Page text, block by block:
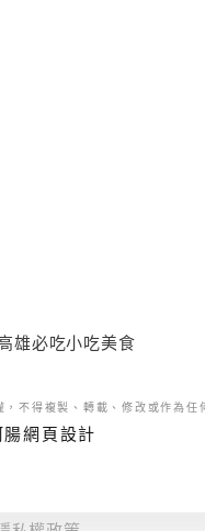
不得複製、轉載、修改或作為
腸網頁設計